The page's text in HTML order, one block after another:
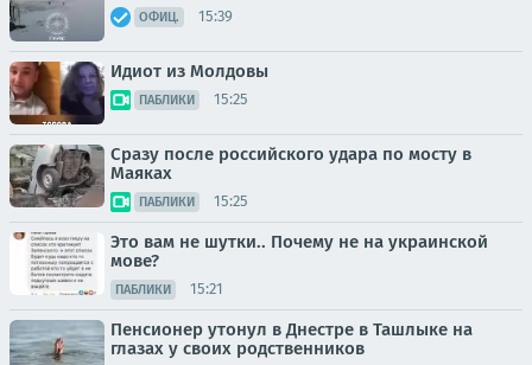
ОФИЦ. 15:39
Идиот из Молдовы
ПАБЛИКИ 15:25
Сразу после российского удара по мосту в
Маяках
ПАБЛИКИ 15:25
Это вам не шутки.. Почему не на украинской
мове?
ПАБЛИКИ 15:21
Пенсионер утонул в Днестре в Ташлыке на
глазах у своих родственников